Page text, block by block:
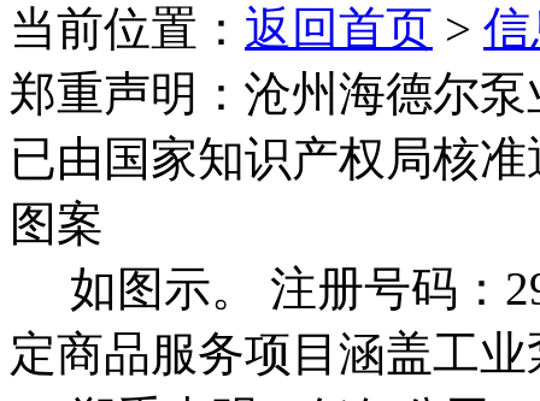
当前位置： 返回首页 >
郑重声明： 沧州海德尔
已由国家知识产权局核
图案
如图示。 注册号码：
定商品服务项目涵盖工